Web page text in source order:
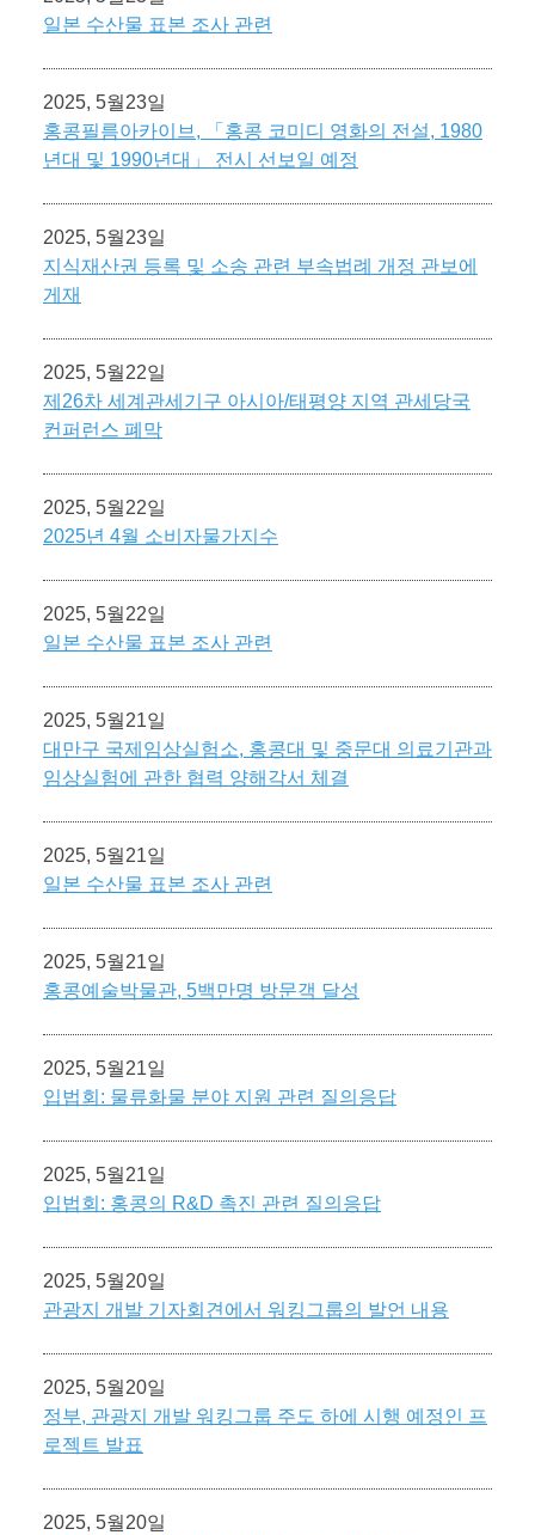
일본 수산물 표본 조사 관련
2025, 5월23일
홍콩필름아카이브, 「홍콩 코미디 영화의 전설, 1980
년대 및 1990년대」 전시 선보일 예정
2025, 5월23일
지식재산권 등록 및 소송 관련 부속법례 개정 관보에
게재
2025, 5월22일
제26차 세계관세기구 아시아/태평양 지역 관세당국
컨퍼런스 폐막
2025, 5월22일
2025년 4월 소비자물가지수
2025, 5월22일
일본 수산물 표본 조사 관련
2025, 5월21일
대만구 국제임상실험소, 홍콩대 및 중문대 의료기관과
임상실험에 관한 협력 양해각서 체결
2025, 5월21일
일본 수산물 표본 조사 관련
2025, 5월21일
홍콩예술박물관, 5백만명 방문객 달성
2025, 5월21일
입법회: 물류화물 분야 지원 관련 질의응답
2025, 5월21일
입법회: 홍콩의 R&D 촉진 관련 질의응답
2025, 5월20일
관광지 개발 기자회견에서 워킹그룹의 발언 내용
2025, 5월20일
정부, 관광지 개발 워킹그룹 주도 하에 시행 예정인 프
로젝트 발표
2025, 5월20일